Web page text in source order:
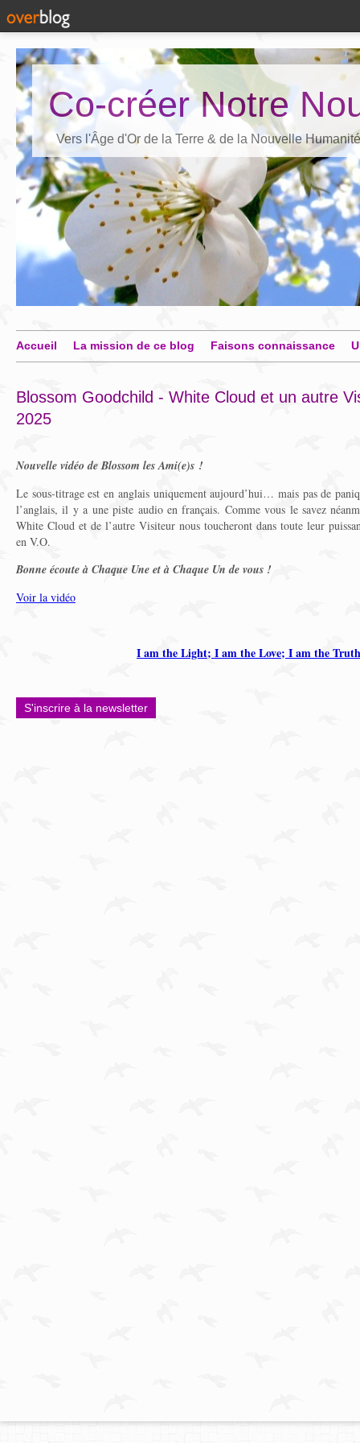
Co-créer Notre
Vers l'Âge d'Or de la Terre & de la Nouvelle Humanité
Accueil La mission de ce blog Faisons connaissance
Blossom Goodchild - White Cloud et un autre
2025
Nouvelle vidéo de Blossom les Ami(e)s !
Le sous-titrage est en anglais uniquement aujourd’hui… mais pas de
l’anglais, il y a une piste audio en français. Comme vous le savez
White Cloud et de l’autre Visiteur nous toucheront dans toute leur
en V.O.
Bonne écoute à Chaque Une et à Chaque Un de vous !
Voir la vidéo
I am the Light; I am the Love; I am the
S'inscrire à la newsletter